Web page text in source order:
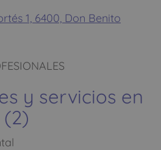
1, 6400, Don Benito
y servicios en